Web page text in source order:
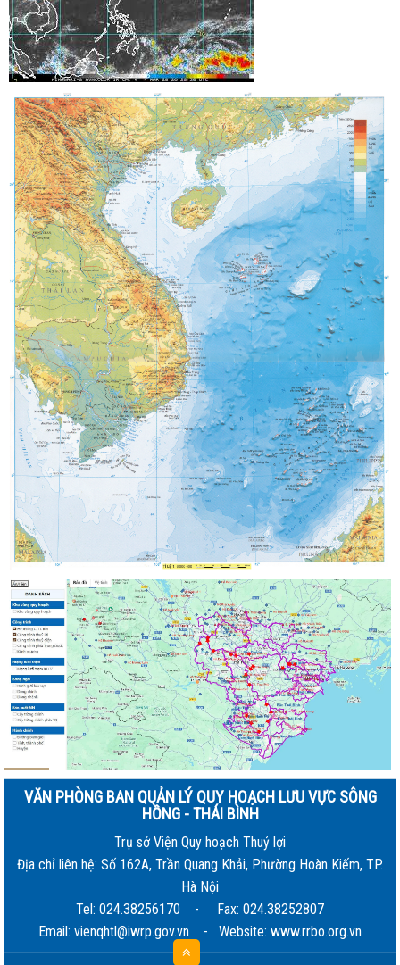
VĂN PHÒNG BAN QUẢN LÝ QUY HOẠCH LƯU VỰC SÔNG
HỒNG - THÁI BÌNH
Trụ sở Viện Quy hoạch Thuỷ lợi
Địa chỉ liên hệ: Số 162A, Trần Quang Khải, Phường Hoàn Kiếm, TP.
Hà Nội
Tel: 024.38256170 - Fax: 024.38252807
Email: vienqhtl@iwrp.gov.vn - Website: www.rrbo.org.vn